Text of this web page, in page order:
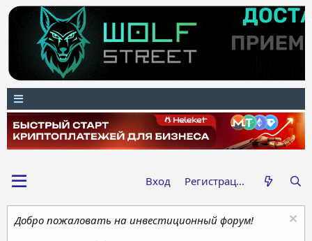
Вход Регистрация
Добро пожаловать на инвестиционный форум!